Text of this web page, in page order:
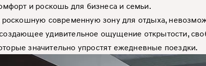
и роскошь для бизнеса и семьи.
современную зону для отдыха,
удивительное ощущение открытости,
значительно упростят ежедневные поездки.